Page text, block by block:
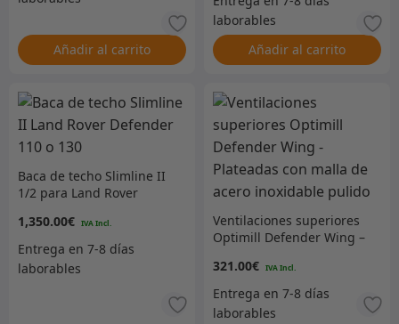
Añadir al carrito Añadir al carrito
Baca de techo Slimline II
1/2 para Land Rover
1,350.00€
Ventilaciones superiores
Optimill Defender Wing –
acero inoxidable pulido
321.00€